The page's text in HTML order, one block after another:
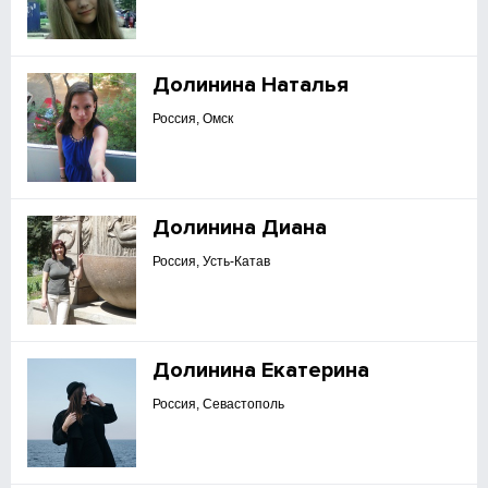
Долинина Наталья
Россия, Омск
Долинина Диана
Россия, Усть-Катав
Долинина Екатерина
Россия, Севастополь